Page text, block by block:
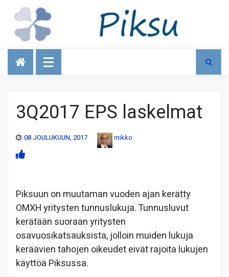
Talous
3Q2017 EPS laskelmat
08 JOULUKUUN, 2017 mikko
Piksuun on muutaman vuoden ajan kerätty
OMXH yritysten tunnuslukuja. Tunnusluvut
kerätään suoraan yritysten
osavuosikatsauksista, jolloin muiden lukuja
keräävien tahojen oikeudet eivät rajoita lukujen
käyttöä Piksussa.